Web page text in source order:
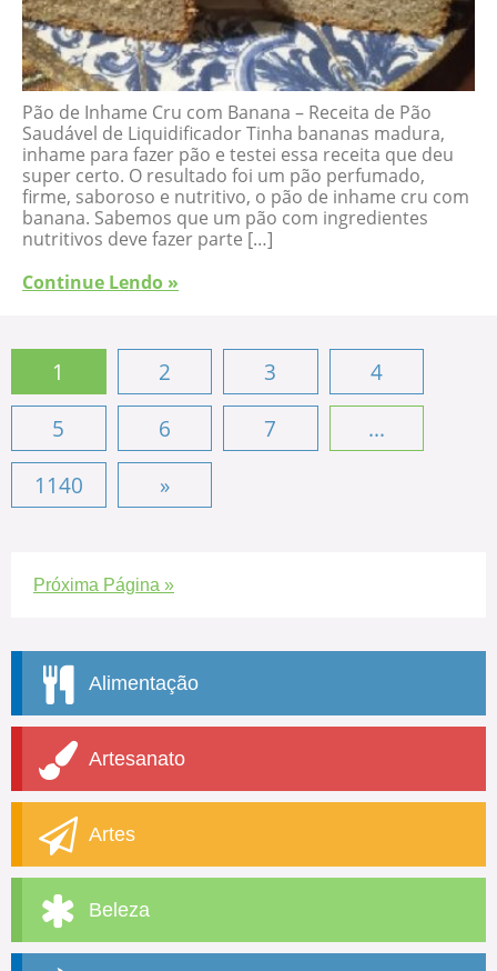
Pão de Inhame Cru com Banana – Receita de Pão
Saudável de Liquidificador Tinha bananas madura,
inhame para fazer pão e testei essa receita que deu
super certo. O resultado foi um pão perfumado,
firme, saboroso e nutritivo, o pão de inhame cru com
banana. Sabemos que um pão com ingredientes
nutritivos deve fazer parte […]
Continue Lendo »
1 2 3
4
5
6 7
...
1140
»
Próxima Página »
Alimentação
Artesanato
Artes
Beleza